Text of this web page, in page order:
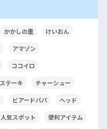
かかしの里 けいおん
アマゾン
ココイロ
ステーキ チャーシュー
ビアードパパ ヘッド
人気スポット 便利アイテム